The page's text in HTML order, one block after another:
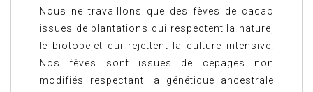
Nous ne travaillons que des fèves de cacao
issues de plantations qui respectent la nature,
le biotope,et qui rejettent la culture intensive.
Nos fèves sont issues de cépages non
modifiés respectant la génétique ancestrale